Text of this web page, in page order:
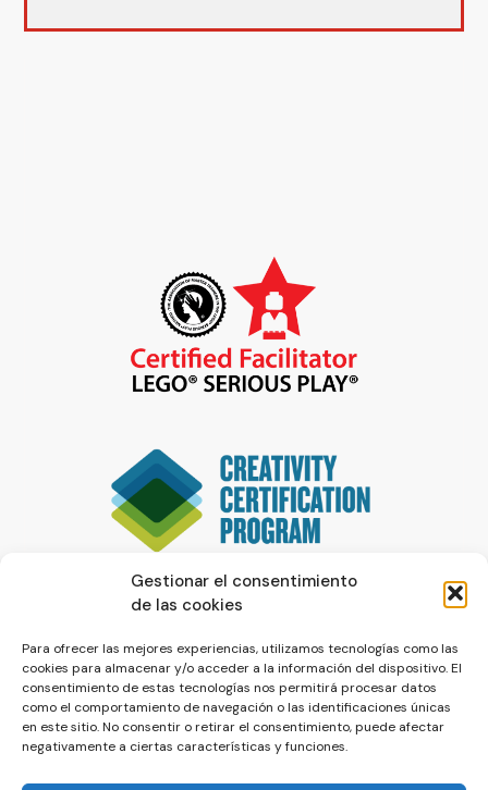
Gestionar el consentimiento
de las cookies
Para ofrecer las mejores experiencias, utilizamos tecnologías como las
cookies para almacenar y/o acceder a la información del dispositivo. El
consentimiento de estas tecnologías nos permitirá procesar datos
como el comportamiento de navegación o las identificaciones únicas
en este sitio. No consentir o retirar el consentimiento, puede afectar
negativamente a ciertas características y funciones.